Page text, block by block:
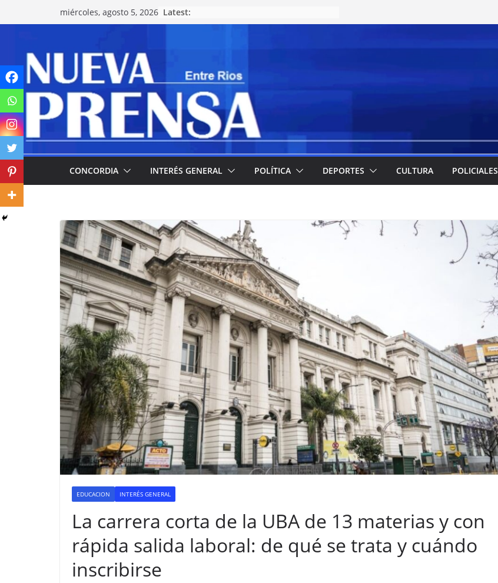
to
miércoles, agosto 5, 2026 Latest:
CONCORDIA INTERÉS GENERAL POLÍTICA DEPORTES CULTURA POLICIALES
EDUCACION INTERÉS GENERAL
La carrera corta de la UBA de 13 materias y con
rápida salida laboral: de qué se trata y cuándo
inscribirse